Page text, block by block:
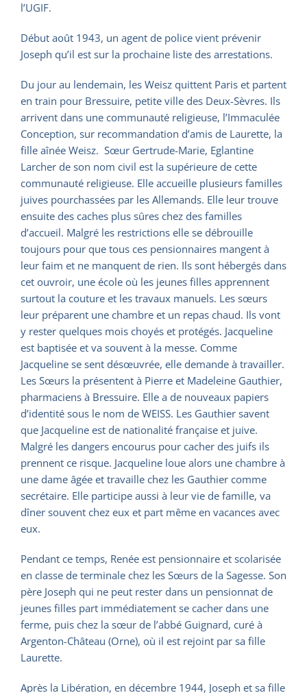
l’UGIF.
Début août 1943, un agent de police vient prévenir
Joseph qu’il est sur la prochaine liste des arrestations.
Du jour au lendemain, les Weisz quittent Paris et partent
en train pour Bressuire, petite ville des Deux-Sèvres. Ils
arrivent dans une communauté religieuse, l’Immaculée
Conception, sur recommandation d’amis de Laurette, la
fille aînée Weisz. Sœur Gertrude-Marie, Eglantine
Larcher de son nom civil est la supérieure de cette
communauté religieuse. Elle accueille plusieurs familles
juives pourchassées par les Allemands. Elle leur trouve
ensuite des caches plus sûres chez des familles
d’accueil. Malgré les restrictions elle se débrouille
toujours pour que tous ces pensionnaires mangent à
leur faim et ne manquent de rien. Ils sont hébergés dans
cet ouvroir, une école où les jeunes filles apprennent
surtout la couture et les travaux manuels. Les sœurs
leur préparent une chambre et un repas chaud. Ils vont
y rester quelques mois choyés et protégés. Jacqueline
est baptisée et va souvent à la messe. Comme
Jacqueline se sent désœuvrée, elle demande à travailler.
Les Sœurs la présentent à Pierre et Madeleine Gauthier,
pharmaciens à Bressuire. Elle a de nouveaux papiers
d’identité sous le nom de WEISS. Les Gauthier savent
que Jacqueline est de nationalité française et juive.
Malgré les dangers encourus pour cacher des juifs ils
prennent ce risque. Jacqueline loue alors une chambre à
une dame âgée et travaille chez les Gauthier comme
secrétaire. Elle participe aussi à leur vie de famille, va
dîner souvent chez eux et part même en vacances avec
eux.
Pendant ce temps, Renée est pensionnaire et scolarisée
en classe de terminale chez les Sœurs de la Sagesse. Son
père Joseph qui ne peut rester dans un pensionnat de
jeunes filles part immédiatement se cacher dans une
ferme, puis chez la sœur de l’abbé Guignard, curé à
Argenton-Château (Orne), où il est rejoint par sa fille
Laurette.
Après la Libération, en décembre 1944, Joseph et sa fille